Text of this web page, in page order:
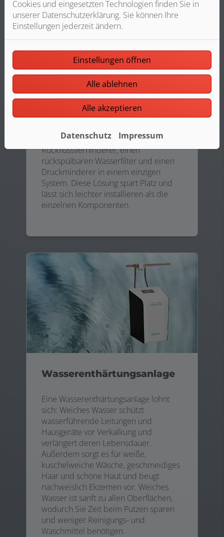
Hauswasserstation
Eine Hauswasserstation integriert einen
Rückflussverhinderer, einen
rückspülbaren Wasserfilter und einen
Druckminderer in einem einzigen
System. Diese Lösung spart Platz und
lässt sich leichter installieren als die
einzelnen Komponenten.
Wasserenthärtungsanlage
Eine Wasserenthärtungsanlage lohnt
sich: Weiches Wasser schützt
wasserführende Leitungen und
Hausgeräte vor Verkalkung und
verlängert deren Lebensdauer.
Außerdem sorgt es für weiße,
kuschelweiche Wäsche, geschmeidiges
Haar und schöne Haut und beugt
nachweislich Ekzemen vor. Weiches
Wasser ist sanft zu allen Oberflächen,
wodurch Sie Zeit beim Putzen sparen
und weniger Reinigungs- und
Waschmittel benötigen.
Cookies und eingesetzten Technologien finden Sie in
unserer Datenschutzerklärung. Sie können Ihre
Einstellungen jederzeit ändern.
Einstellungen öffnen
Alle ablehnen
Alle akzeptieren
Datenschutz Impressum